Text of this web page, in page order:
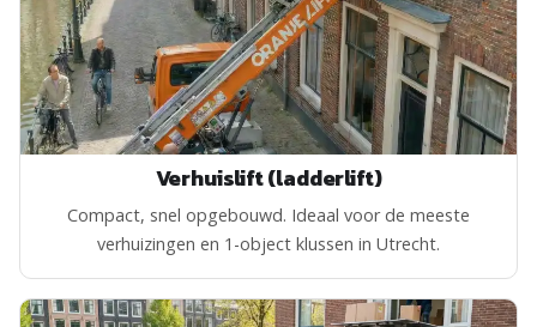
Verhuislift (ladderlift)
Compact, snel opgebouwd. Ideaal voor de meeste
verhuizingen en 1-object klussen in Utrecht.